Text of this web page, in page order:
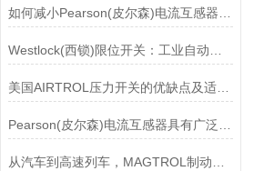
美国AIRTROL压力开关的优缺点及适用范围讲解